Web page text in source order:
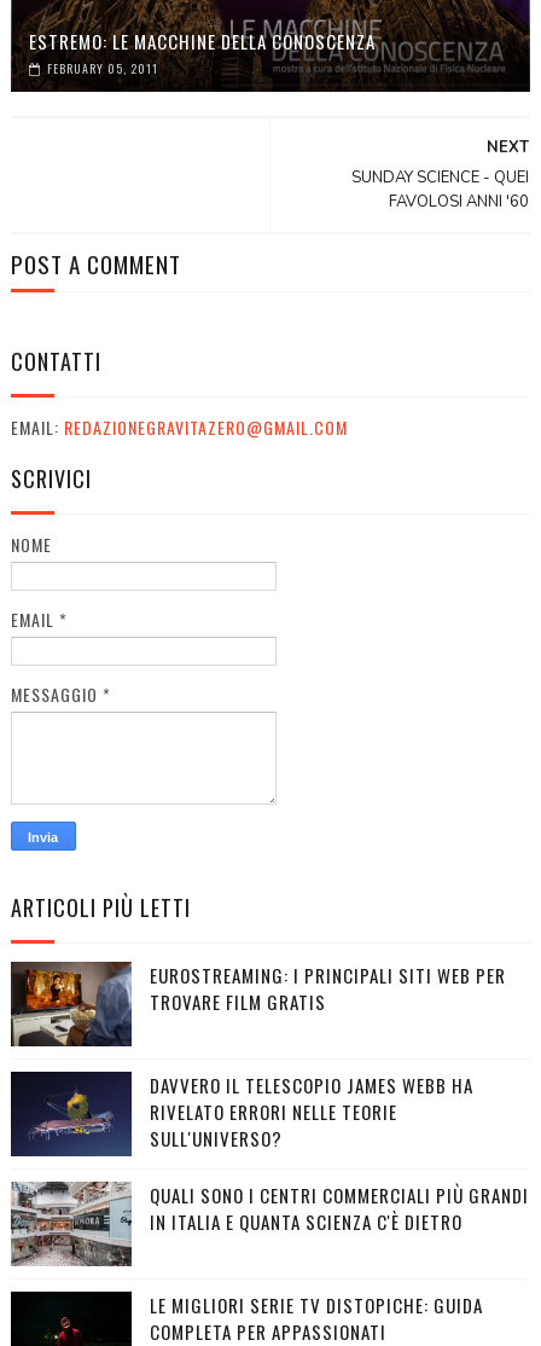
ESTREMO: LE MACCHINE DELLA CONOSCENZA
FEBRUARY 05, 2011
NEXT
SUNDAY SCIENCE - QUEI
FAVOLOSI ANNI '60
POST A COMMENT
CONTATTI
EMAIL: REDAZIONEGRAVITAZERO@GMAIL.COM
SCRIVICI
NOME
EMAIL *
MESSAGGIO *
ARTICOLI PIÙ LETTI
EUROSTREAMING: I PRINCIPALI SITI WEB PER
TROVARE FILM GRATIS
DAVVERO IL TELESCOPIO JAMES WEBB HA
RIVELATO ERRORI NELLE TEORIE
SULL'UNIVERSO?
QUALI SONO I CENTRI COMMERCIALI PIÙ GRANDI
IN ITALIA E QUANTA SCIENZA C'È DIETRO
LE MIGLIORI SERIE TV DISTOPICHE: GUIDA
COMPLETA PER APPASSIONATI